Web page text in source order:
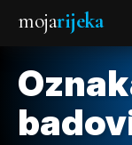
mojarijeka